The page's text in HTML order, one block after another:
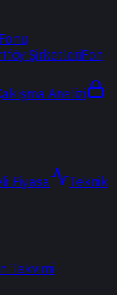
ŞirketleriFon
Analizi
Piyasa
Teknik
Takvimi